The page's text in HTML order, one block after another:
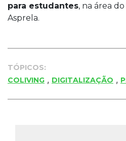
para estudantes, na área
Asprela.
TÓPICOS:
COLIVING , DIGITALIZAÇÃO ,